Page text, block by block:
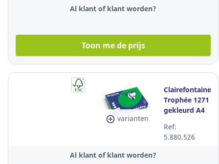
Al klant of klant worden?
Toon me de prijs
varianten
Clairefontaine
Trophée 1271
gekleurd A4
groen, per
250 vel
Ref:
5.880.526
Al klant of klant worden?